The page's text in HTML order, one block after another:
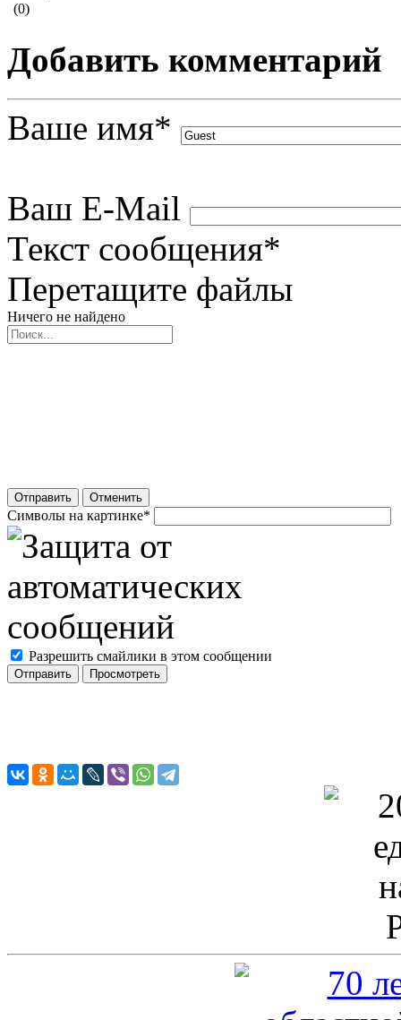
(0)
Добавить комментарий
Ваше имя*
Ваш E-Mail
Текст сообщения*
Перетащите файлы
Ничего не найдено
Отправить Отменить
Символы на картинке*
Разрешить смайлики в этом сообщении